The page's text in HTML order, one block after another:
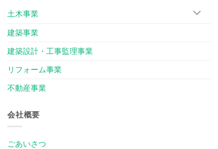
土木事業
建築事業
建築設計・工事監理事業
リフォーム事業
不動産事業
会社概要
ごあいさつ